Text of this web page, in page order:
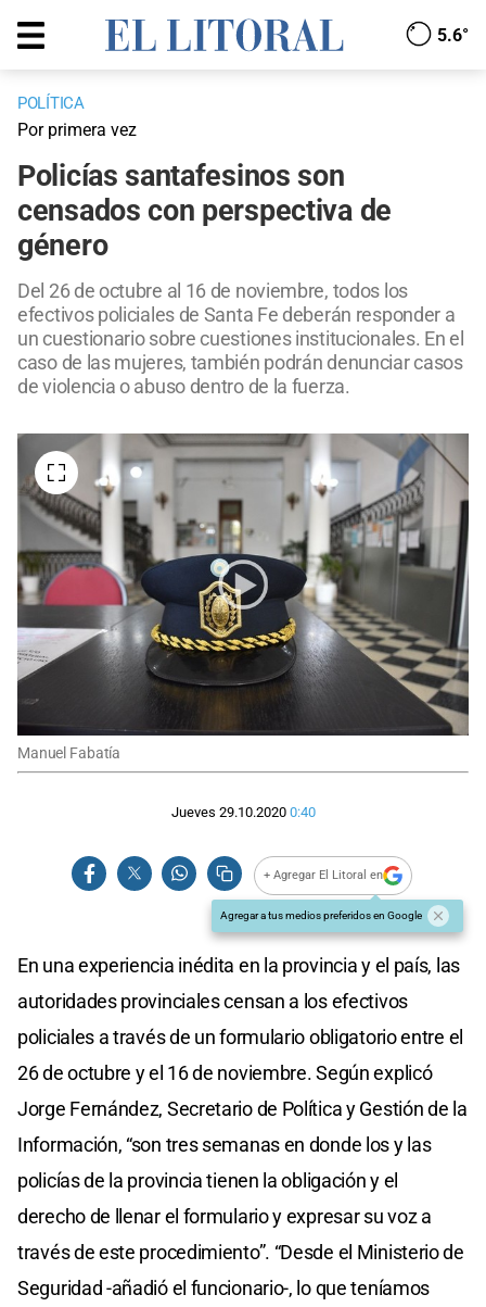
5.6°
POLÍTICA
Por primera vez
Policías santafesinos son
censados con perspectiva de
género
Del 26 de octubre al 16 de noviembre, todos los
efectivos policiales de Santa Fe deberán responder a
un cuestionario sobre cuestiones institucionales. En el
caso de las mujeres, también podrán denunciar casos
de violencia o abuso dentro de la fuerza.
Manuel Fabatía
Jueves 29.10.2020 0:40
+ Agregar El Litoral en
Agregar a tus medios preferidos en Google
En una experiencia inédita en la provincia y el país, las
autoridades provinciales censan a los efectivos
policiales a través de un formulario obligatorio entre el
26 de octubre y el 16 de noviembre. Según explicó
Jorge Fernández, Secretario de Política y Gestión de la
Información, “son tres semanas en donde los y las
policías de la provincia tienen la obligación y el
derecho de llenar el formulario y expresar su voz a
través de este procedimiento”. “Desde el Ministerio de
Seguridad -añadió el funcionario-, lo que teníamos